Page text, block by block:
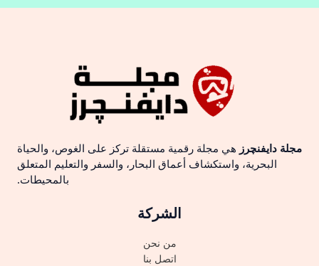
مجلة دايفنچرزهي مجلة رقمية مستقلة تركز على الغوص، والحياة
البحرية، واستكشاف أعماق البحار، والسفر والتعليم المتعلق
بالمحيطات.
الشركة
من نحن
اتصل بنا